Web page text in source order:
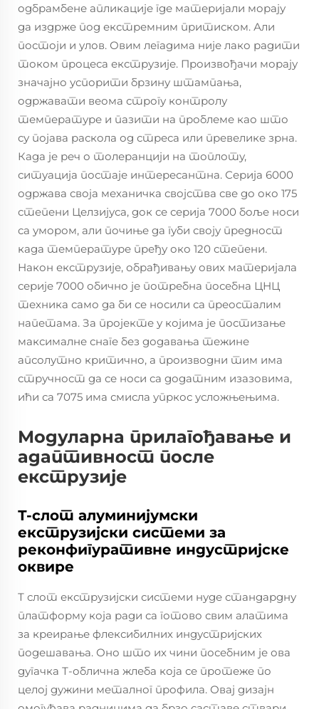
одбрамбене апликације где материјали морају
да издрже под екстремним притиском. Али
постоји и улов. Овим легадима није лако радити
током процеса екструзије. Произвођачи морају
значајно успорити брзину штампања,
одржавати веома строгу контролу
температуре и пазити на проблеме као што
су појава раскола од стреса или превелике зрна.
Када је реч о толеранцији на топлоту,
ситуација постаје интересантна. Серија 6000
одржава своја механичка својства све до око 175
степени Целзијуса, док се серија 7000 боље носи
са умором, али почиње да губи своју предност
када температуре пређу око 120 степени.
Након екструзије, обрађивању ових материјала
серије 7000 обично је потребна посебна ЦНЦ
техника само да би се носили са преосталим
напетама. За пројекте у којима је постизање
максималне снаге без додавања тежине
апсолутно критично, а производни тим има
стручност да се носи са додатним изазовима,
ићи са 7075 има смисла упркос усложњењима.
Модуларна прилагођавање и
адаптивност после
екструзије
Т-слот алуминијумски
екструзијски системи за
реконфигуративне индустријске
оквире
Т слот екструзијски системи нуде стандардну
платформу која ради са готово свим алатима
за креирање флексибилних индустријских
подешавања. Оно што их чини посебним је ова
дугачка Т-облична жлеба која се протеже по
целој дужини металног профила. Овај дизајн